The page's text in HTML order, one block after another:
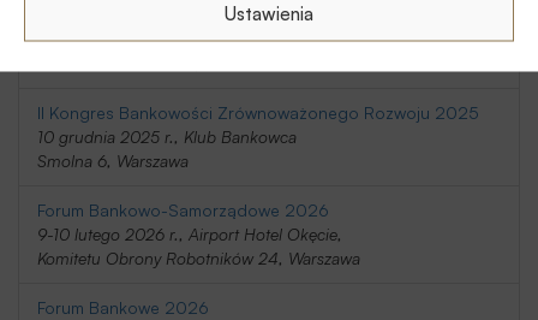
Ustawienia
9 grudnia 2025 r., Novotel Centrum,
II Kongres Bankowości Zrównoważonego Rozwoju 2025
10 grudnia 2025 r., Klub Bankowca
Smolna 6, Warszawa
Forum Bankowo-Samorządowe 2026
9-10 lutego 2026 r., Airport Hotel Okęcie,
Komitetu Obrony Robotników 24, Warszawa
Forum Bankowe 2026